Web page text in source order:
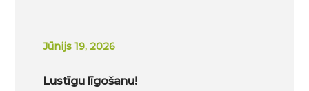
Jūnijs 19, 2026
Lustīgu līgošanu!